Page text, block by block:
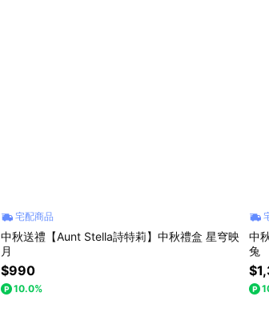
宅配商品
中秋送禮【Aunt Stella詩特莉】中秋禮盒 星穹映
月
$990
10.0%
中
兔